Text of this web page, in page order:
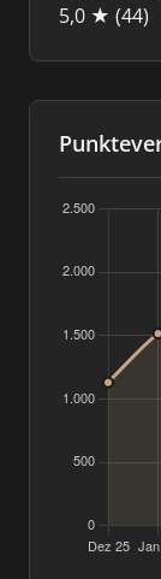
5,0 ★ (44)